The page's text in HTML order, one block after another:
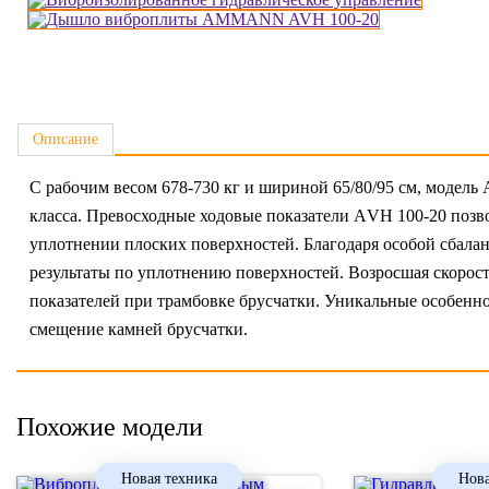
Описание
С рабочим весом 678-730 кг и шириной 65/80/95 см,
класса. Превосходные ходовые показатели АVН 100-20
уплотнении плоских поверхностей. Благодаря особой
результаты по уплотнению поверхностей. Возросшая
показателей при трамбовке брусчатки. Уникальные
смещение камней брусчатки.
Похожие модели
Новая техника